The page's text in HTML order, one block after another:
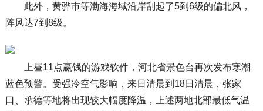
此外，黄骅市等渤海海域沿岸刮起了5到6级的偏北风，
阵风达7到8级。
上昼11点赢钱的游戏软件，河北省景色台再次发布寒潮
蓝色预警。受强冷空气影响，来日清晨到18日清晨，张家
口、承德等地将出现较大幅度降温，上述两地北部最低气温